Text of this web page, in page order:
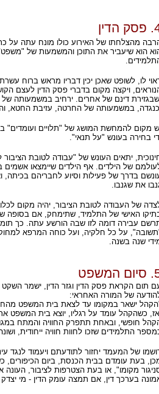
מהצלחתו של האירוע כולו מונח עתה על
הוא שיעביר את התוכן והמשמעות של
לו, לשופט שאכן יכין דבריו מראש ברוח
ויקצה מקום בדברי פסק הדין לעצם
דינם של אחרים. ירחיב במשמעותה
במשמעותה של החרטה, עזיבת החטא,
מקום להמחשת המושג של "תלויים ועומדים"
בחירה בעונש "על תנאי".
יתאים העונש של "עבודה לטובת
של הילדים. אף הילדים שיימצאו אשמים
בדרך של פעילות וסיוע לחבריהם בכיתה,
את שגנבו.
של העבודה לטובת הציבור, יהיה מקום
האישי של התלמיד, שתימחק, אם בסופה
עבירה דומה לזו שבה הורשע עתה. כך
על כל חלקיה, ועל כוחה המרפא למחוק
שנה בשנה.
תום הקראת פסק הדין וגזר הדין, ישמר
של המורה האחראי:
ישאר במקומו עד לצאת בית המשפט
כשהקהל עומד על רגליו, יוצא בית המשפט
חופשי, ובאחת תתפרק החוויה והמתח במגוון
התלמידים שזכו לחוות חוויה ייחודית,
של המעמד יחזור לתודעתם ויעמוד לנגד
בעת עומדם בבית הכנסת, ביום הכיפורים,
מקומו", או בעת הצטרפות לציבור,
בערכך דין, אם תמצה עומק הדין - מי יצדק